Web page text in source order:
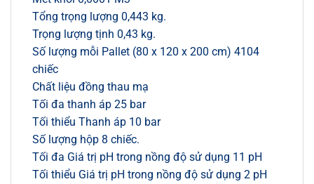
Tổng trọng lượng 0,443 kg.
Trọng lượng tịnh 0,43 kg.
Số lượng mỗi Pallet (80 x 120 x 200 cm) 4104
chiếc
Chất liệu đồng thau mạ
Tối đa thanh áp 25 bar
Tối thiểu Thanh áp 10 bar
Số lượng hộp 8 chiếc.
Tối đa Giá trị pH trong nồng độ sử dụng 11 pH
Tối thiểu Giá trị pH trong nồng độ sử dụng 2 pH